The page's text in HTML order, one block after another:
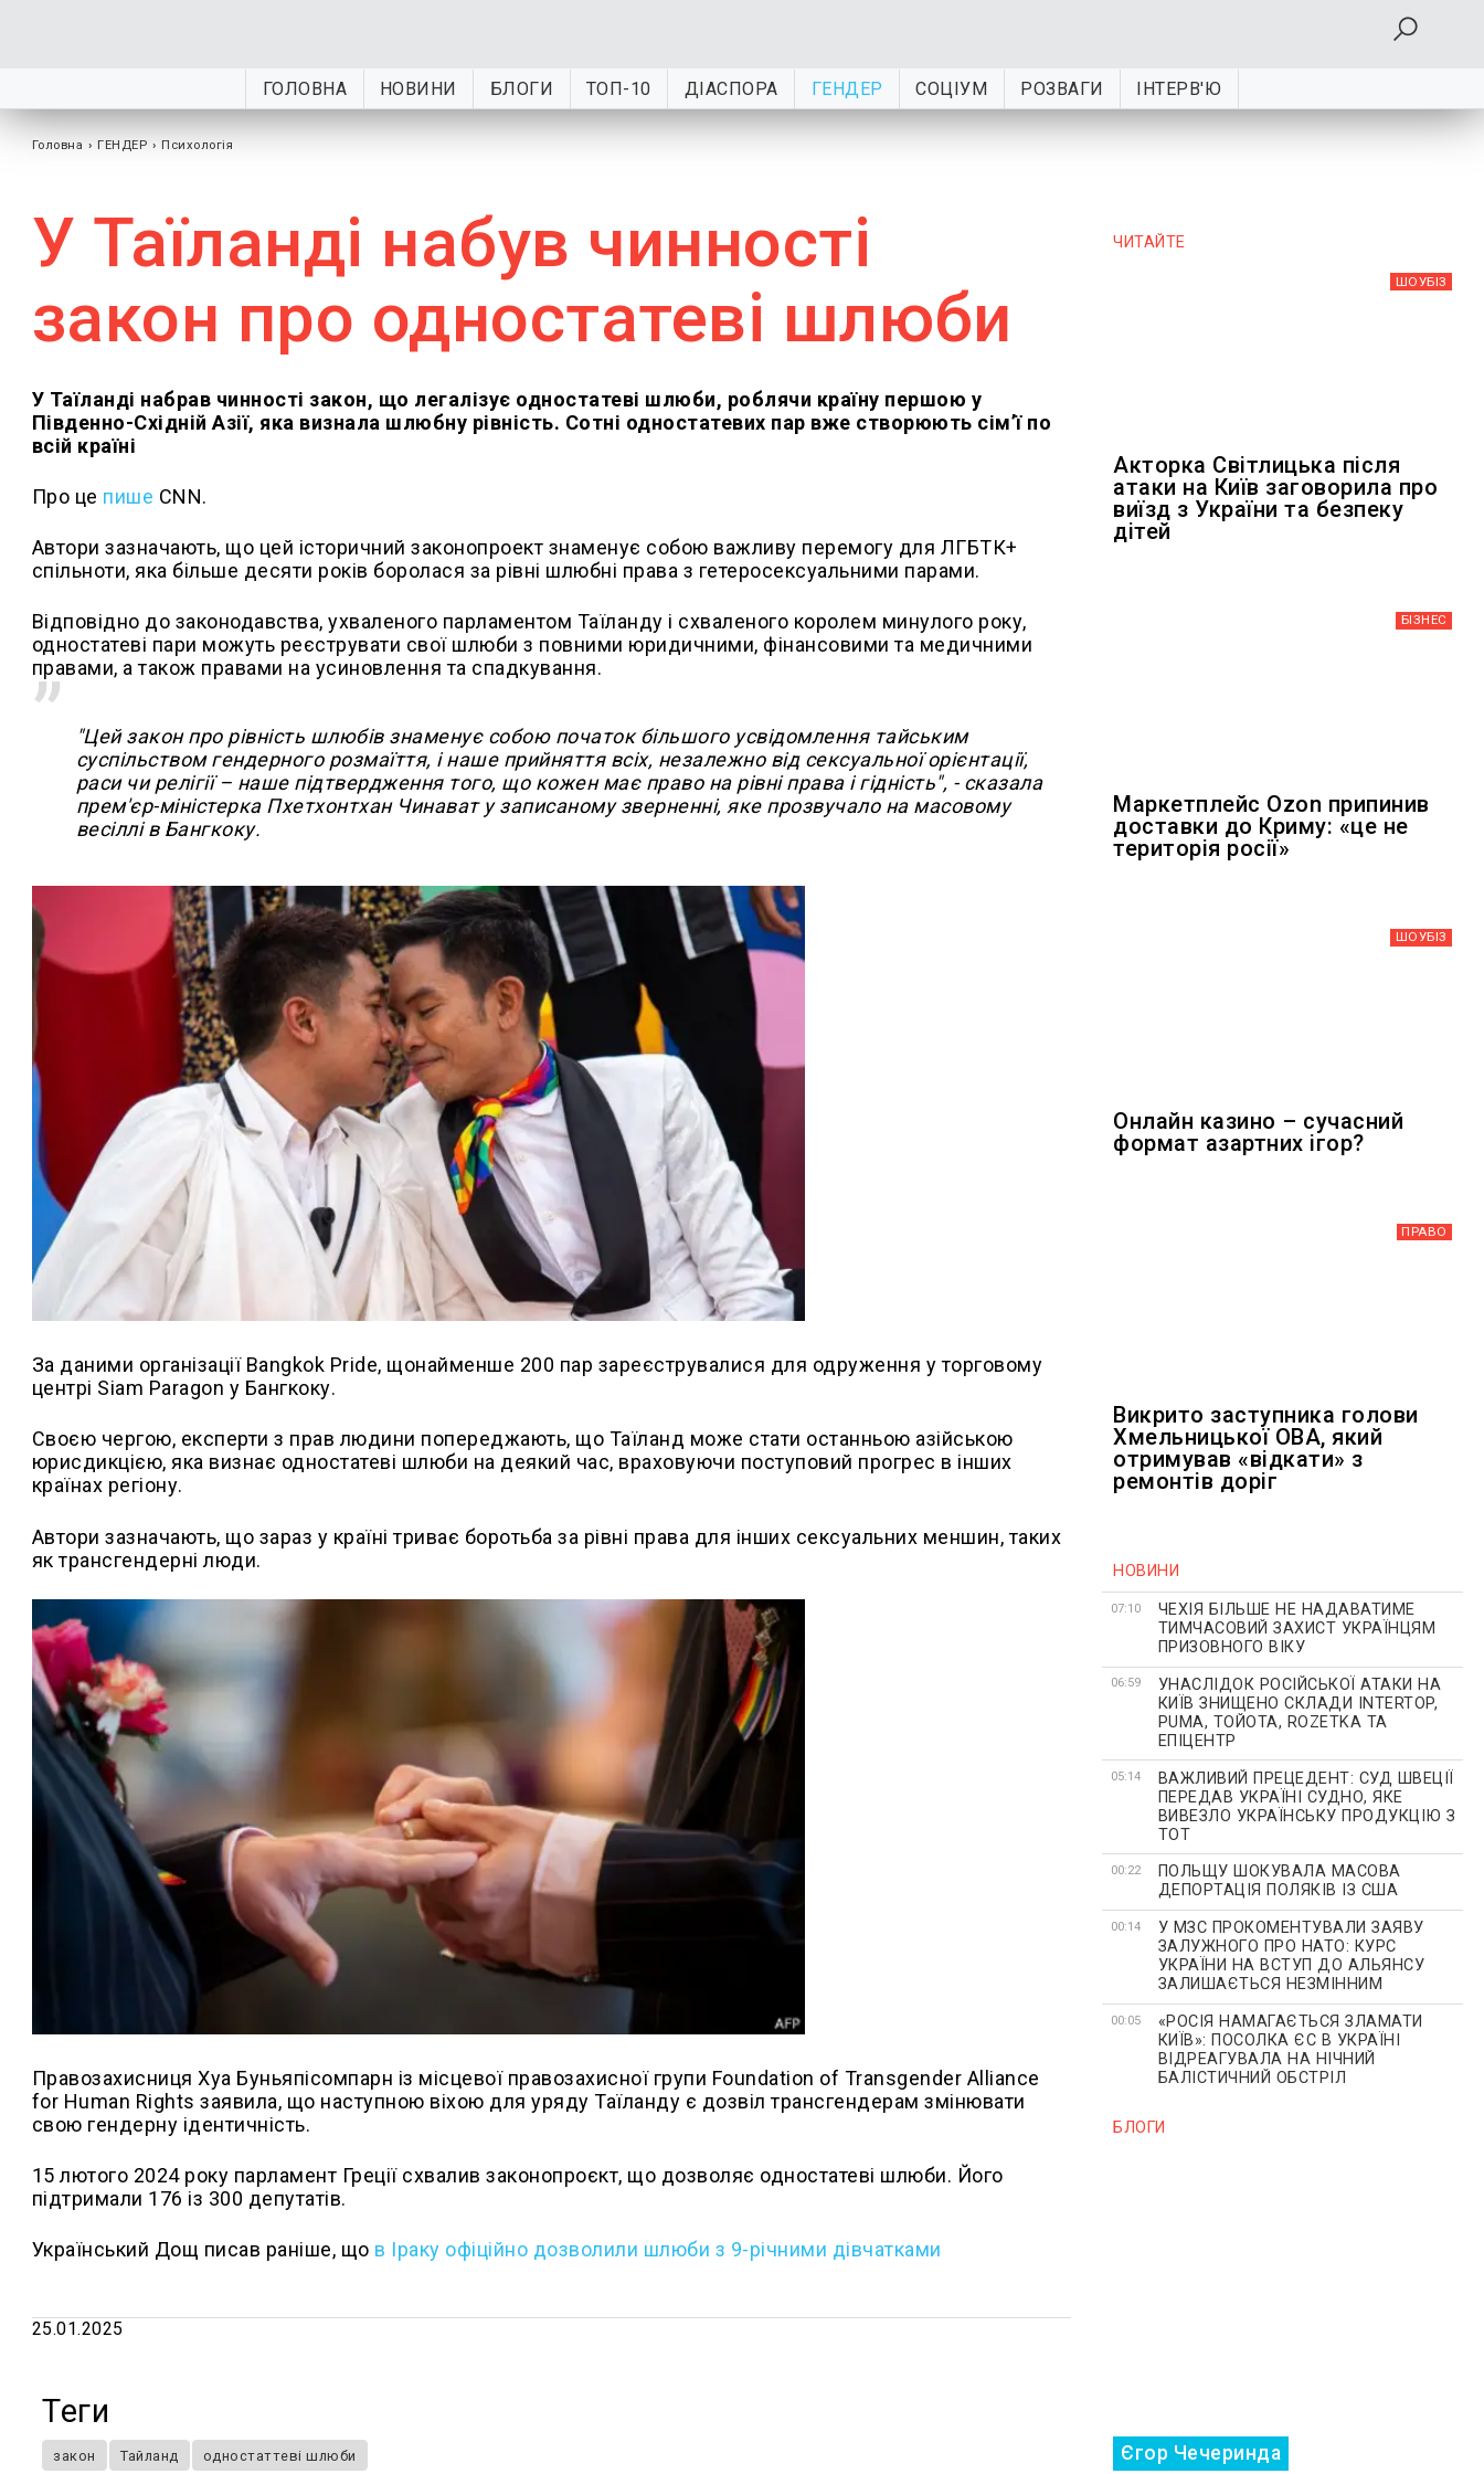
ГОЛОВНА НОВИНИ БЛОГИ ТОП-10 ДІАСПОРА ГЕНДЕР СОЦІУМ РОЗВАГИ ІНТЕРВ'Ю
Головна › ГЕНДЕР › Психологія
У Таїланді набув чинності
закон про одностатеві шлюби
У Таїланді набрав чинності закон, що легалізує одностатеві шлюби, роблячи країну першою у
Південно-Східній Азії, яка визнала шлюбну рівність. Сотні одностатевих пар вже створюють сім’ї по
всій країні
Про це пише CNN.
Автори зазначають, що цей історичний законопроект знаменує собою важливу перемогу для ЛГБТК+
спільноти, яка більше десяти років боролася за рівні шлюбні права з гетеросексуальними парами.
Відповідно до законодавства, ухваленого парламентом Таїланду і схваленого королем минулого року,
одностатеві пари можуть реєструвати свої шлюби з повними юридичними, фінансовими та медичними
правами, а також правами на усиновлення та спадкування.
"Цей закон про рівність шлюбів знаменує собою початок більшого усвідомлення тайським
суспільством гендерного розмаїття, і наше прийняття всіх, незалежно від сексуальної орієнтації,
раси чи релігії – наше підтвердження того, що кожен має право на рівні права і гідність", - сказала
прем'єр-міністерка Пхетхонтхан Чинават у записаному зверненні, яке прозвучало на масовому
весіллі в Бангкоку.
За даними організації Bangkok Pride, щонайменше 200 пар зареєструвалися для одруження у торговому
центрі Siam Paragon у Бангкоку.
Своєю чергою, експерти з прав людини попереджають, що Таїланд може стати останньою азійською
юрисдикцією, яка визнає одностатеві шлюби на деякий час, враховуючи поступовий прогрес в інших
країнах регіону.
Автори зазначають, що зараз у країні триває боротьба за рівні права для інших сексуальних меншин, таких
як трансгендерні люди.
Правозахисниця Хуа Буньяпісомпарн із місцевої правозахисної групи Foundation of Transgender Alliance
for Human Rights заявила, що наступною віхою для уряду Таїланду є дозвіл трансгендерам змінювати
свою гендерну ідентичність.
15 лютого 2024 року парламент Греції схвалив законопроєкт, що дозволяє одностатеві шлюби. Його
підтримали 176 із 300 депутатів.
Український Дощ писав раніше, що в Іраку офіційно дозволили шлюби з 9-річними дівчатками
25.01.2025
Теги
закон Тайланд одностаттеві шлюби
ЧИТАЙТЕ
ШОУБIЗ
Акторка Світлицька після
атаки на Київ заговорила про
виїзд з України та безпеку
дітей
БІЗНЕС
Маркетплейс Ozon припинив
доставки до Криму: «це не
територія росії»
ШОУБIЗ
Онлайн казино – сучасний
формат азартних ігор?
ПРАВО
Викрито заступника голови
Хмельницької ОВА, який
отримував «відкати» з
ремонтів доріг
НОВИНИ
07:10
ЧЕХІЯ БІЛЬШЕ НЕ НАДАВАТИМЕ
ТИМЧАСОВИЙ ЗАХИСТ УКРАЇНЦЯМ
ПРИЗОВНОГО ВІКУ
06:59
УНАСЛІДОК РОСІЙСЬКОЇ АТАКИ НА
КИЇВ ЗНИЩЕНО СКЛАДИ INTERTOP,
PUMA, ТОЙОТА, ROZETKA ТА
ЕПІЦЕНТР
05:14
ВАЖЛИВИЙ ПРЕЦЕДЕНТ: СУД ШВЕЦІЇ
ПЕРЕДАВ УКРАЇНІ СУДНО, ЯКЕ
ВИВЕЗЛО УКРАЇНСЬКУ ПРОДУКЦІЮ З
ТОТ
00:22
ПОЛЬЩУ ШОКУВАЛА МАСОВА
ДЕПОРТАЦІЯ ПОЛЯКІВ ІЗ США
00:14
У МЗС ПРОКОМЕНТУВАЛИ ЗАЯВУ
ЗАЛУЖНОГО ПРО НАТО: КУРС
УКРАЇНИ НА ВСТУП ДО АЛЬЯНСУ
ЗАЛИШАЄТЬСЯ НЕЗМІННИМ
00:05
«РОСІЯ НАМАГАЄТЬСЯ ЗЛАМАТИ
КИЇВ»: ПОСОЛКА ЄС В УКРАЇНІ
ВІДРЕАГУВАЛА НА НІЧНИЙ
БАЛІСТИЧНИЙ ОБСТРІЛ
БЛОГИ
Єгор Чечеринда